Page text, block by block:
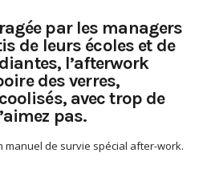
!
de
par les managers
de leurs écoles et de
l’afterwork
des verres,
avec trop de
pas.
manuel de survie spécial after-work.